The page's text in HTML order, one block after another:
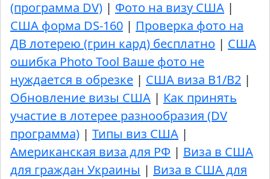
(программа DV) | Фото на визу США |
США форма DS-160 | Проверка фото на
ДВ лотерею (грин кард) бесплатно | США
ошибка Photo Tool Ваше фото не
нуждается в обрезке | США виза B1/B2 |
Обновление визы США | Как принять
участие в лотерее разнообразия (DV
программа) | Типы виз США |
Американская виза для РФ | Виза в США
для граждан Украины | Виза в США для